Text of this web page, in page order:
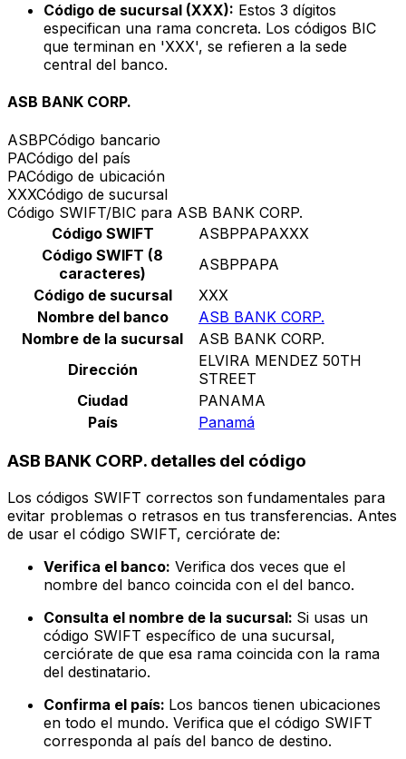
Código de sucursal (XXX): Estos 3 dígitos
especifican una rama concreta. Los códigos BIC
que terminan en 'XXX', se refieren a la sede
central del banco.
ASB BANK CORP.
ASBPCódigo bancario
PACódigo del país
PACódigo de ubicación
XXXCódigo de sucursal
Código SWIFT/BIC para ASB BANK CORP.
Código SWIFT
ASBPPAPAXXX
Código SWIFT (8
caracteres)
ASBPPAPA
Código de sucursal
XXX
Nombre del banco
ASB BANK CORP.
Nombre de la sucursal
ASB BANK CORP.
Dirección
ELVIRA MENDEZ 50TH
STREET
Ciudad
PANAMA
País
Panamá
ASB BANK CORP. detalles del código
Los códigos SWIFT correctos son fundamentales para
evitar problemas o retrasos en tus transferencias. Antes
de usar el código SWIFT, cerciórate de:
Verifica el banco: Verifica dos veces que el
nombre del banco coincida con el del banco.
Consulta el nombre de la sucursal: Si usas un
código SWIFT específico de una sucursal,
cerciórate de que esa rama coincida con la rama
del destinatario.
Confirma el país: Los bancos tienen ubicaciones
en todo el mundo. Verifica que el código SWIFT
corresponda al país del banco de destino.